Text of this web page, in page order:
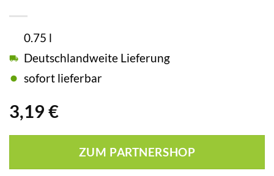
3,19 €
0.75 l
Deutschlandweite Lieferung
sofort lieferbar
ZUM PARTNERSHOP